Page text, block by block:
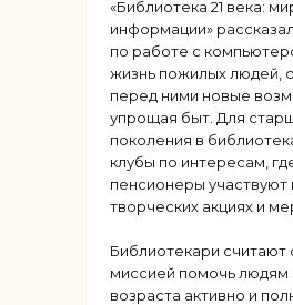
«Библиотека 21 века:
информации»
по работе с
жизнь пожилых людей,
перед ними новые
упрощая быт. Для
поколения в
клубы по интересам,
пенсионеры участвуют
творческих акциях и
Библиотекари считают
миссией помочь людям
возраста активно и